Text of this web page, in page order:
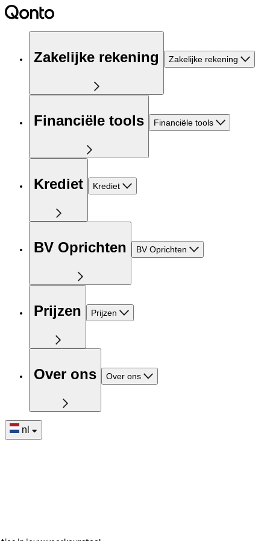
Zakelijke rekening Zakelijke rekening
Financiële tools Financiële tools
Krediet Krediet
BV Oprichten BV Oprichten
Prijzen Prijzen
Over ons Over ons
nl